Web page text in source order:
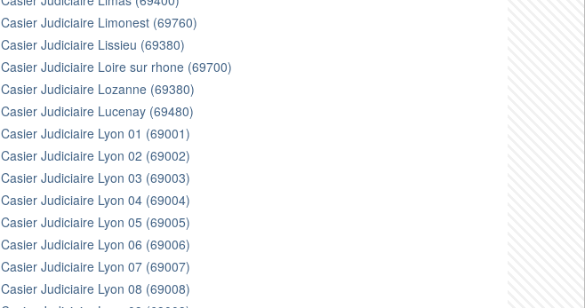
Casier Judiciaire Limonest (69760)
Casier Judiciaire Lissieu (69380)
Casier Judiciaire Loire sur rhone (69700)
Casier Judiciaire Lozanne (69380)
Casier Judiciaire Lucenay (69480)
Casier Judiciaire Lyon 01 (69001)
Casier Judiciaire Lyon 02 (69002)
Casier Judiciaire Lyon 03 (69003)
Casier Judiciaire Lyon 04 (69004)
Casier Judiciaire Lyon 05 (69005)
Casier Judiciaire Lyon 06 (69006)
Casier Judiciaire Lyon 07 (69007)
Casier Judiciaire Lyon 08 (69008)